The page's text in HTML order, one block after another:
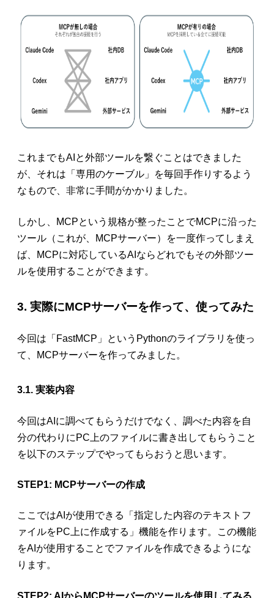
これまでもAIと外部ツールを繋ぐことはできました
が、それは「専用のケーブル」を毎回手作りするよう
なもので、非常に手間がかかりました。
しかし、MCPという規格が整ったことでMCPに沿った
ツール（これが、MCPサーバー）を一度作ってしまえ
ば、 MCPに対応しているAIならどれでもその外部ツー
ルを使用することができます。
3. 実際にMCPサーバーを作って、使ってみた
今回は「FastMCP」というPythonのライブラリを使っ
て、 MCPサーバーを作ってみました。
3.1. 実装内容
今回はAIに調べてもらうだけでなく、調べた内容を自
分の代わりにPC上のファイルに書き出してもらうこと
を以下のステップでやってもらおうと思います。
STEP1: MCPサーバーの作成
ここではAIが使用できる「指定した内容のテキストフ
ァイルをPC上に作成する」機能を作ります。この機能
をAIが使用することでファイルを作成できるようにな
ります。
STEP2: AIからMCPサーバーのツールを使用してみる